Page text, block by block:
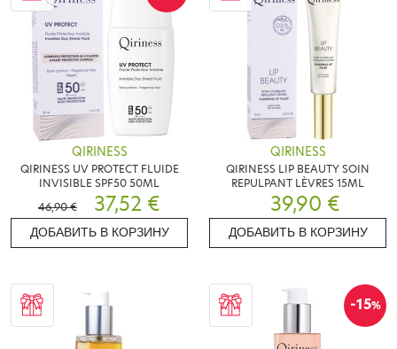
QIRINESS
QIRINESS UV PROTECT FLUIDE
INVISIBLE SPF50 50ML
46,90 €
37,52 €
ДОБАВИТЬ В КОРЗИНУ
QIRINESS
QIRINESS LIP BEAUTY SOIN
REPULPANT LÈVRES 15ML
39,90 €
ДОБАВИТЬ В КОРЗИНУ
-15%